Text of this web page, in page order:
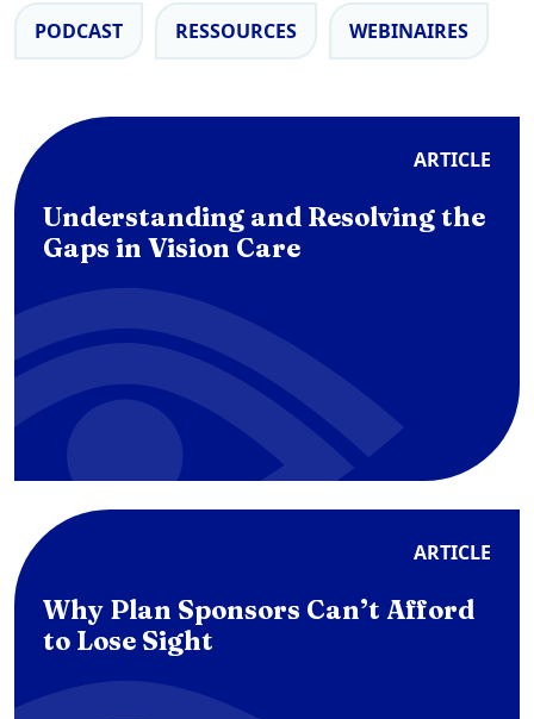
PODCAST RESSOURCES WEBINAIRES
ARTICLE
Understanding and Resolving the
Gaps in Vision Care
ARTICLE
Why Plan Sponsors Can’t Afford
to Lose Sight